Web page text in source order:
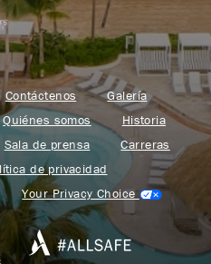
Contáctenos
Galería
Quiénes somos
Historia
Sala de prensa
Carreras
de privacidad
Your Privacy Choice